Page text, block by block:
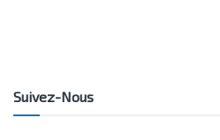
Suivez-Nous